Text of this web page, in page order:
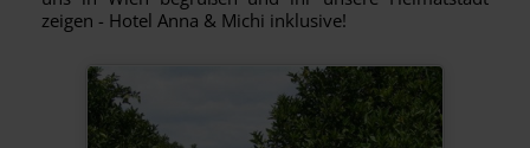
zeigen - Hotel Anna & Michi inklusive!